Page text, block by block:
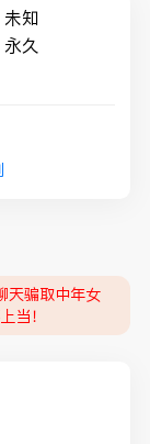
未知
永久
天骗取中年女
当！